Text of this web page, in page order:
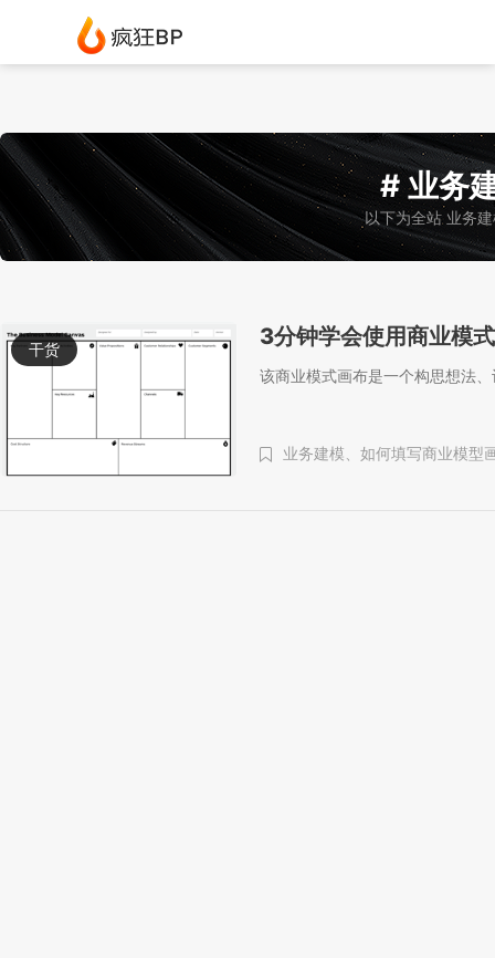
# 业务
以下为全站 业务
干货 3分钟学会使用商业模
该商业模式画布是一个构思想法
业务建模、 如何填写商业模型